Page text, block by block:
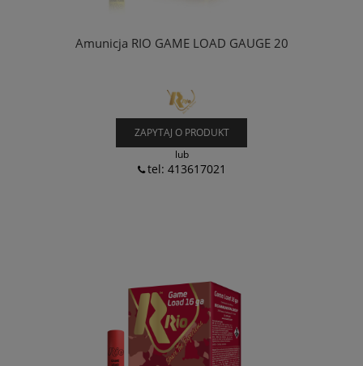
Amunicja RIO GAME LOAD GAUGE 20
ZAPYTAJ O PRODUKT
lub
tel: 413617021